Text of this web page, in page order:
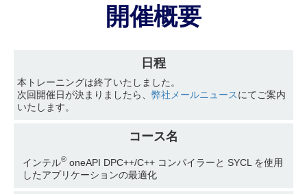
開催概要
日程
本トレーニングは終了いたしました。
次回開催日が決まりましたら、 弊社メールニュースにてご案内
いたします。
コース名
インテル® oneAPI DPC++/C++ コンパイラーと SYCL を使用
したアプリケーションの最適化